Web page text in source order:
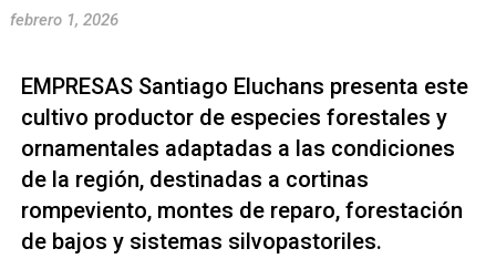
febrero 1, 2026
EMPRESAS Santiago Eluchans presenta este
cultivo productor de especies forestales y
ornamentales adaptadas a las condiciones
de la región, destinadas a cortinas
rompeviento, montes de reparo, forestación
de bajos y sistemas silvopastoriles.